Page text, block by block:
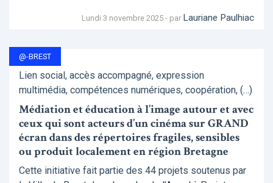
Lundi 3 novembre 2025 - par Lauriane Paulhiac
@-BREST
Lien social, accès accompagné, expression
multimédia, compétences numériques, coopération, (…)
Médiation et éducation à l’image autour et avec
ceux qui sont acteurs d’un cinéma sur GRAND
écran dans des répertoires fragiles, sensibles
ou produit localement en région Bretagne
Cette initiative fait partie des 44 projets soutenus par